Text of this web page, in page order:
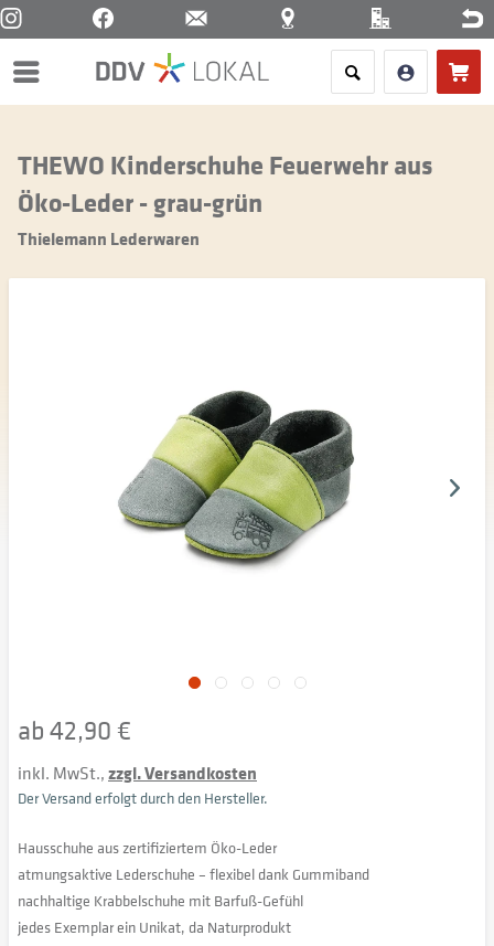
Menü
THEWO Kinderschuhe Feuerwehr aus
Öko-Leder - grau-grün
Thielemann Lederwaren
ab 42,90 €
inkl. MwSt.,zzgl. Versandkosten
Der Versand erfolgt durch den Hersteller.
Hausschuhe aus zertifiziertem Öko-Leder
atmungsaktive Lederschuhe – flexibel dank Gummiband
nachhaltige Krabbelschuhe mit Barfuß-Gefühl
jedes Exemplar ein Unikat, da Naturprodukt